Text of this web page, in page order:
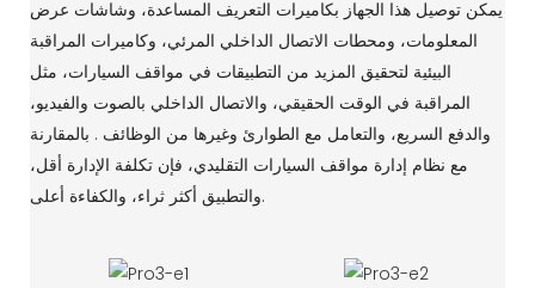
يمكن توصيل هذا الجهاز بكاميرات التعريف المساعدة، وشاشات عرض
المعلومات، ومحطات الاتصال الداخلي المرئي، وكاميرات المراقبة
البيئية لتحقيق المزيد من التطبيقات في مواقف السيارات، مثل
المراقبة في الوقت الحقيقي، والاتصال الداخلي بالصوت والفيديو،
والدفع السريع، والتعامل مع الطوارئ وغيرها من الوظائف . بالمقارنة
مع نظام إدارة مواقف السيارات التقليدي، فإن تكلفة الإدارة أقل،
والتطبيق أكثر ثراء، والكفاءة أعلى.